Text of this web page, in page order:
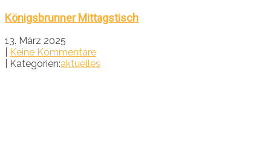
Königsbrunner Mittagstisch
13. März 2025
Keine Kommentare
| Kategorien:aktuelles